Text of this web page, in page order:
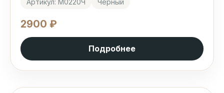
Артикул: М0220Ч Черный
2900 ₽
Подробнее